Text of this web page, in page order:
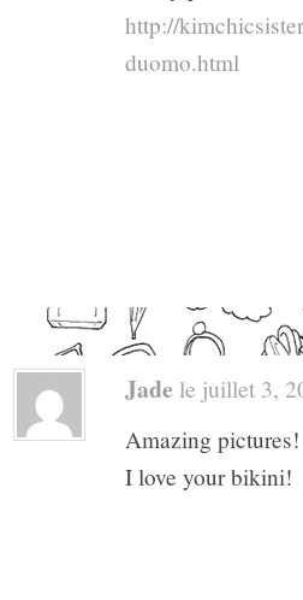
http://
duomo.html
Jade le juillet 3,
Amazing pictures!
I love your bikini!